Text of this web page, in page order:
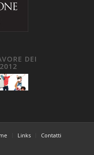
DEI
Links Contatti